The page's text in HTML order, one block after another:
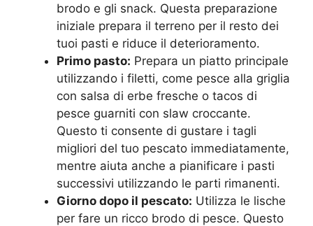
brodo e gli snack. Questa preparazione
iniziale prepara il terreno per il resto dei
tuoi pasti e riduce il deterioramento.
Primo pasto: Prepara un piatto principale
utilizzando i filetti, come pesce alla griglia
con salsa di erbe fresche o tacos di
pesce guarniti con slaw croccante.
Questo ti consente di gustare i tagli
migliori del tuo pescato immediatamente,
mentre aiuta anche a pianificare i pasti
successivi utilizzando le parti rimanenti.
Giorno dopo il pescato: Utilizza le lische
per fare un ricco brodo di pesce. Questo